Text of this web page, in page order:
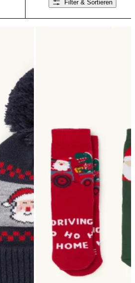
Filter & Sortieren